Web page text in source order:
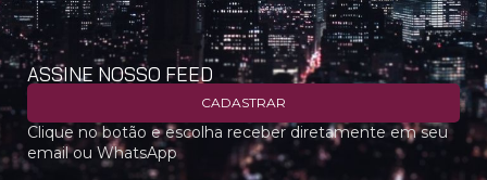
ASSINE NOSSO FEED
CADASTRAR
Clique no botão e escolha receber diretamente em seu
email ou WhatsApp